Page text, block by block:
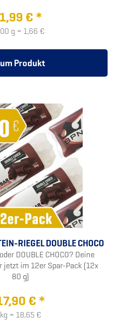
1,99 € *
g = 1,66 €
Produkt
RIEGEL DOUBLE CHOCO
DOUBLE CHOCO? Deine
jetzt im 12er Spar-Pack (12x
80 g)
€ *
kg = 18,65 €